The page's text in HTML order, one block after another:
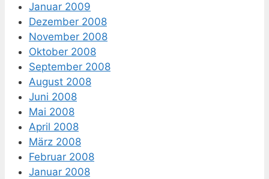
Januar 2009
Dezember 2008
November 2008
Oktober 2008
September 2008
August 2008
Juni 2008
Mai 2008
April 2008
März 2008
Februar 2008
Januar 2008